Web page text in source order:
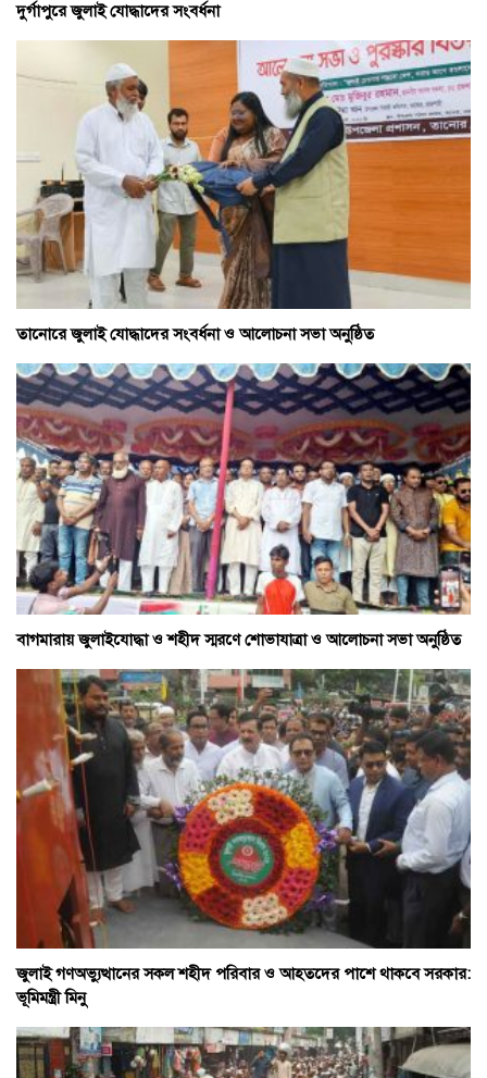
দুর্গাপুরে জুলাই যোদ্ধাদের সংবর্ধনা
তানোরে জুলাই যোদ্ধাদের সংবর্ধনা ও আলোচনা সভা অনুষ্ঠিত
বাগমারায় জুলাইযোদ্ধা ও শহীদ স্মরণে শোভাযাত্রা ও আলোচনা সভা অনুষ্ঠিত
জুলাই গণঅভ্যুত্থানের সকল শহীদ পরিবার ও আহতদের পাশে থাকবে সরকার:
ভূমিমন্ত্রী মিনু